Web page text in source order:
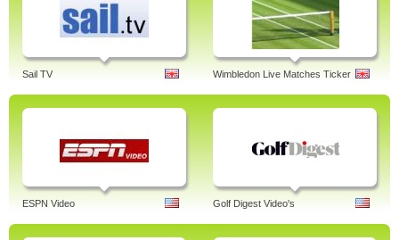
Sail TV Wimbledon Live Matches Ticker
ESPN Video Golf Digest Video's